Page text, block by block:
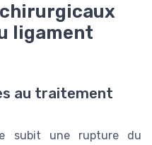
ligament
au traitement
subit une rupture du